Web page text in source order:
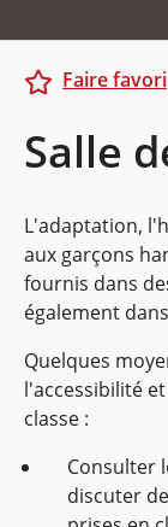
Salle
Faire favori
L'adaptation,
aux garçons
fournis dans
également
Quelques
l'accessibilité
classe :
Consulter
discuter